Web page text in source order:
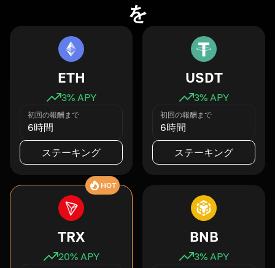
を
ETH
3% APY
初回の報酬まで
6時間
ステーキング
USDT
3% APY
初回の報酬まで
6時間
ステーキング
HOT
TRX
20% APY
BNB
3% APY